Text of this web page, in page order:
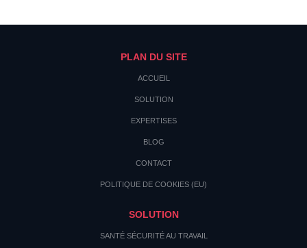
PLAN DU SITE
ACCUEIL
SOLUTION
EXPERTISES
BLOG
CONTACT
POLITIQUE DE COOKIES (EU)
SOLUTION
SANTÉ SÉCURITÉ AU TRAVAIL